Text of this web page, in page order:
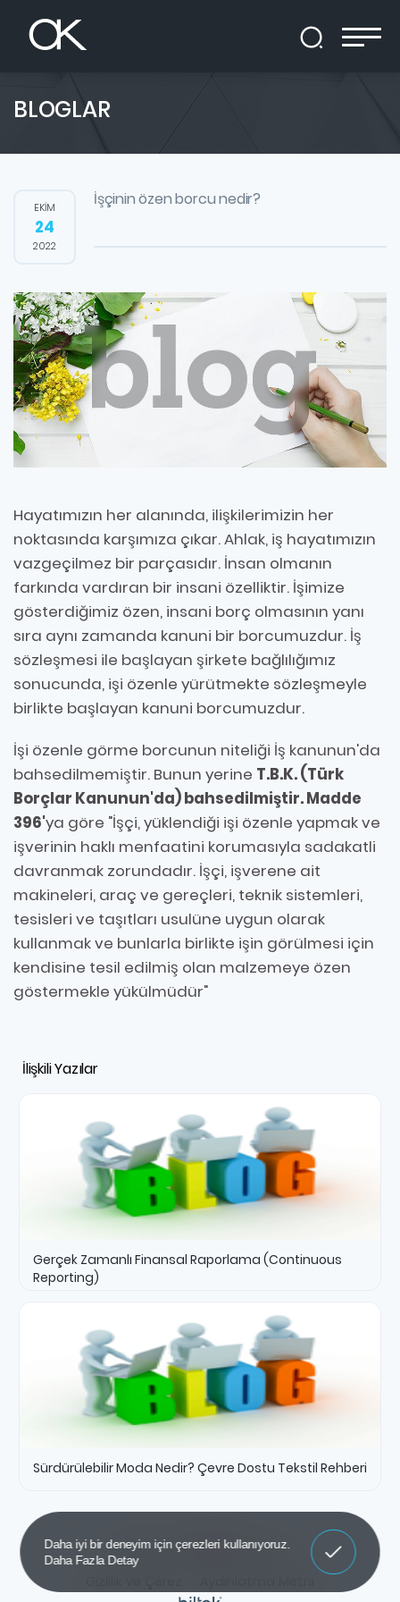
Daha iyi bir deneyim için çerezleri kullanıyoruz.
Daha Fazla Detay
Anladım
BLOGLAR
EKİM
24
2022
İşçinin özen borcu nedir?
Hayatımızın her alanında, ilişkilerimizin her
noktasında karşımıza çıkar. Ahlak, iş hayatımızın
vazgeçilmez bir parçasıdır. İnsan olmanın
farkında vardıran bir insani özelliktir. İşimize
gösterdiğimiz özen, insani borç olmasının yanı
sıra aynı zamanda kanuni bir borcumuzdur. İş
sözleşmesi ile başlayan şirkete bağlılığımız
sonucunda, işi özenle yürütmekte sözleşmeyle
birlikte başlayan kanuni borcumuzdur.
İşi özenle görme borcunun niteliği İş kanunun'da
bahsedilmemiştir. Bunun yerine T.B.K. (Türk
Borçlar Kanunun'da) bahsedilmiştir. Madde
396'ya göre "İşçi, yüklendiği işi özenle yapmak ve
işverinin haklı menfaatini korumasıyla sadakatli
davranmak zorundadır. İşçi, işverene ait
makineleri, araç ve gereçleri, teknik sistemleri,
tesisleri ve taşıtları usulüne uygun olarak
kullanmak ve bunlarla birlikte işin görülmesi için
kendisine tesil edilmiş olan malzemeye özen
göstermekle yükülmüdür"
İlişkili Yazılar
Gerçek Zamanlı Finansal Raporlama (Continuous
Reporting)
Sürdürülebilir Moda Nedir? Çevre Dostu Tekstil Rehberi
Atakan Koçak İle Sundu.